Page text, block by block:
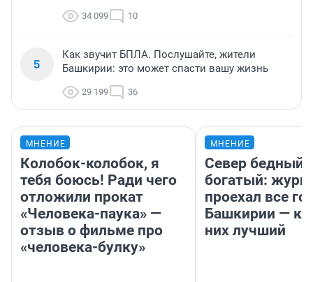
34 099 10
5
Как звучит БПЛА. Послушайте, жители
Башкирии: это может спасти вашу жизнь
29 199 36
МНЕНИЕ
Колобок-колобок, я
тебя боюсь! Ради чего
отложили прокат
«Человека-паука» —
отзыв о фильме про
«человека-булку»
МНЕНИЕ
Север бедный,
богатый:
проехал все
Башкирии —
них лучший